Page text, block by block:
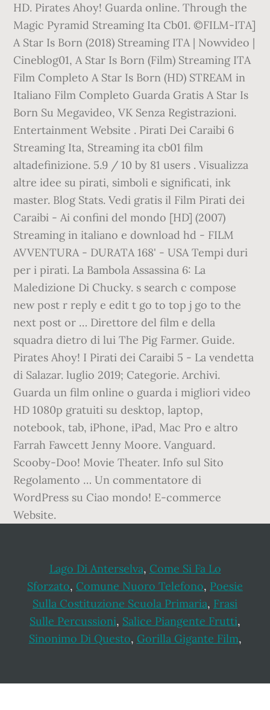
HD. Pirates Ahoy! Guarda online. Through the
Magic Pyramid Streaming Ita Cb01. ©FILM-ITA]
A Star Is Born (2018) Streaming ITA | Nowvideo |
Cineblog01, A Star Is Born (Film) Streaming ITA
Film Completo A Star Is Born (HD) STREAM in
Italiano Film Completo Guarda Gratis A Star Is
Born Su Megavideo, VK Senza Registrazioni.
Entertainment Website . Pirati Dei Caraibi 6
Streaming Ita, Streaming ita cb01 film
altadefinizione. 5.9 / 10 by 81 users . Visualizza
altre idee su pirati, simboli e significati, ink
master. Blog Stats. Vedi gratis il Film Pirati dei
Caraibi - Ai confini del mondo [HD] (2007)
Streaming in italiano e download hd - FILM
AVVENTURA - DURATA 168' - USA Tempi duri
per i pirati. La Bambola Assassina 6: La
Maledizione Di Chucky. s search c compose
new post r reply e edit t go to top j go to the
next post or … Direttore del film e della
squadra dietro di lui The Pig Farmer. Guide.
Pirates Ahoy! I Pirati dei Caraibi 5 - La vendetta
di Salazar. luglio 2019; Categorie. Archivi.
Guarda un film online o guarda i migliori video
HD 1080p gratuiti su desktop, laptop,
notebook, tab, iPhone, iPad, Mac Pro e altro
Farrah Fawcett Jenny Moore. Vanguard.
Scooby-Doo! Movie Theater. Info sul Sito
Regolamento … Un commentatore di
WordPress su Ciao mondo! E-commerce
Website.
Lago Di Anterselva, Come Si Fa Lo
Sforzato, Comune Nuoro Telefono, Poesie
Sulla Costituzione Scuola Primaria, Frasi
Sulle Percussioni, Salice Piangente Frutti,
Sinonimo Di Questo, Gorilla Gigante Film,